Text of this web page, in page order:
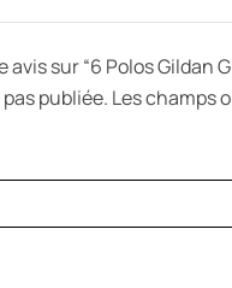
sur “6 Polos Gildan
publiée. Les champs